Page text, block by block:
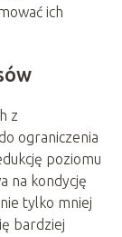
ich
z
ograniczenia
poziomu
na kondycję
tylko mniej
bardziej